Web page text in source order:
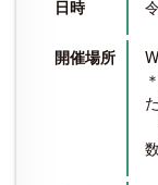
日時
開催場所